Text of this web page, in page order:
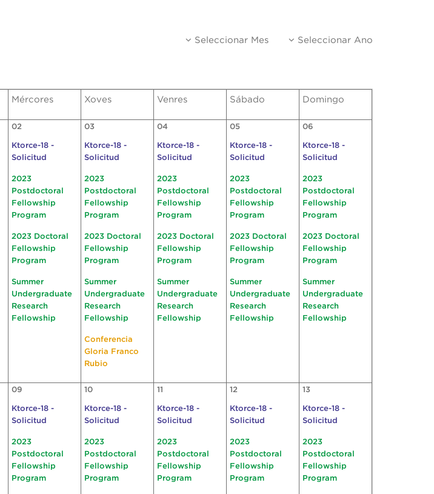
Seleccionar Mes Seleccionar Ano
Mércores Xoves Venres Sábado Domingo
02
Ktorce-18 -
Solicitud
2023
Postdoctoral
Fellowship
Program
2023 Doctoral
Fellowship
Program
Summer
Undergraduate
Research
Fellowship
03
Ktorce-18 -
Solicitud
2023
Postdoctoral
Fellowship
Program
2023 Doctoral
Fellowship
Program
Summer
Undergraduate
Research
Fellowship
Conferencia
Gloria Franco
Rubio
04
Ktorce-18 -
Solicitud
2023
Postdoctoral
Fellowship
Program
2023 Doctoral
Fellowship
Program
Summer
Undergraduate
Research
Fellowship
05
Ktorce-18 -
Solicitud
2023
Postdoctoral
Fellowship
Program
2023 Doctoral
Fellowship
Program
Summer
Undergraduate
Research
Fellowship
06
Ktorce-18 -
Solicitud
2023
Postdoctoral
Fellowship
Program
2023 Doctoral
Fellowship
Program
Summer
Undergraduate
Research
Fellowship
09
Ktorce-18 -
Solicitud
2023
Postdoctoral
Fellowship
Program
10
Ktorce-18 -
Solicitud
2023
Postdoctoral
Fellowship
Program
11
Ktorce-18 -
Solicitud
2023
Postdoctoral
Fellowship
Program
12
Ktorce-18 -
Solicitud
2023
Postdoctoral
Fellowship
Program
13
Ktorce-18 -
Solicitud
2023
Postdoctoral
Fellowship
Program